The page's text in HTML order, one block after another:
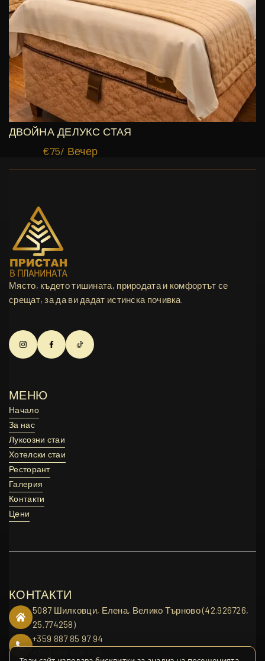
ДВОЙНА ДЕЛУКС СТАЯ
€75/ Вечер
Място, където тишината, природата и комфортът се
срещат, за да ви дадат истинска почивка.
МЕНЮ
Начало
Начало
За нас
За нас
Луксозни стаи
Луксозни стаи
Хотелски стаи
Хотелски стаи
Ресторант
Ресторант
Галерия
Галерия
Контакти
Контакти
Цени
КОНТАКТИ
5087 Шилковци, Елена, Велико Търново (42.926726,
25.774258)
+359 887 85 97 94